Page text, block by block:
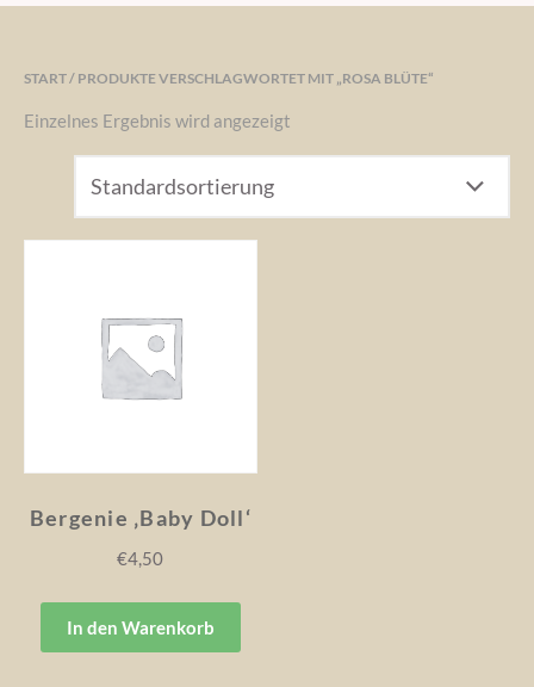
START/ PRODUKTE VERSCHLAGWORTET MIT „ROSA BLÜTE“
Einzelnes Ergebnis wird angezeigt
Bergenie ‚Baby Doll‘
€4,50
In den Warenkorb